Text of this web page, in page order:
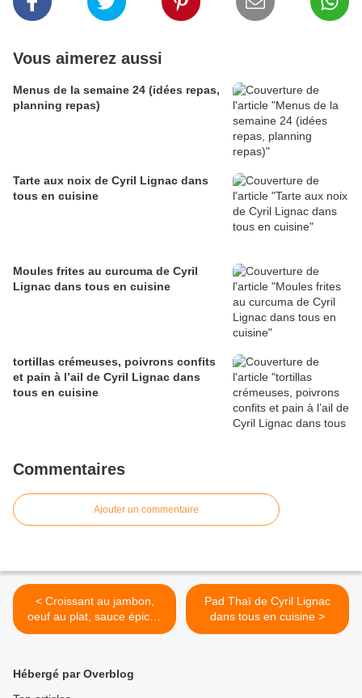
Vous aimerez aussi
Menus de la semaine 24 (idées repas,
planning repas)
Tarte aux noix de Cyril Lignac dans
tous en cuisine
Moules frites au curcuma de Cyril
Lignac dans tous en cuisine
tortillas crémeuses, poivrons confits
et pain à l’ail de Cyril Lignac dans
tous en cuisine
Commentaires
Ajouter un commentaire
< Croissant au jambon,
oeuf au plat, sauce épicée
de Cyril Lignac dans tous
Pad Thaï de Cyril Lignac
dans tous en cuisine >
Hébergé par Overblog